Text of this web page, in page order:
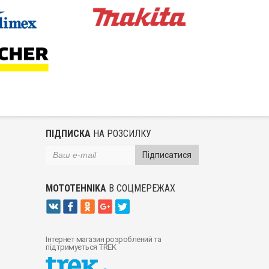
ПІДПИСКА НА РОЗСИЛКУ
Підписатися
MOTOTEHNIKA В СОЦМЕРЕЖАХ
Інтернет магазин розроблений та
підтримується TREK